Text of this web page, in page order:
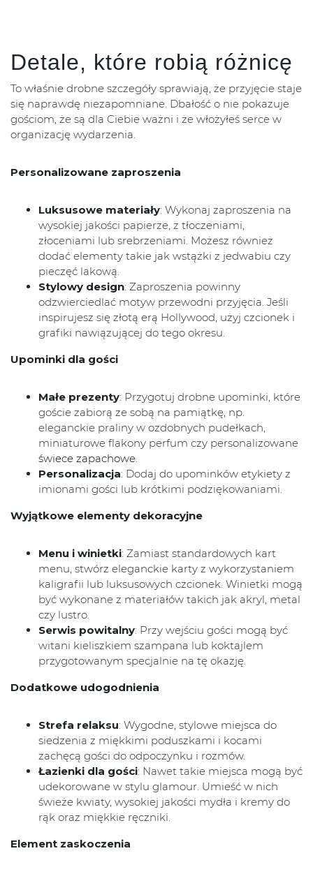
Detale, które robią różnicę
To właśnie drobne szczegóły sprawiają, że przyjęcie staje
się naprawdę niezapomniane. Dbałość o nie pokazuje
gościom, że są dla Ciebie ważni i że włożyłeś serce w
organizację wydarzenia.
Personalizowane zaproszenia
Luksusowe materiały: Wykonaj zaproszenia na
wysokiej jakości papierze, z tłoczeniami,
złoceniami lub srebrzeniami. Możesz również
dodać elementy takie jak wstążki z jedwabiu czy
pieczęć lakową.
Stylowy design: Zaproszenia powinny
odzwierciedlać motyw przewodni przyjęcia. Jeśli
inspirujesz się złotą erą Hollywood, użyj czcionek i
grafiki nawiązującej do tego okresu.
Upominki dla gości
Małe prezenty: Przygotuj drobne upominki, które
goście zabiorą ze sobą na pamiątkę, np.
eleganckie praliny w ozdobnych pudełkach,
miniaturowe flakony perfum czy personalizowane
świece zapachowe.
Personalizacja: Dodaj do upominków etykiety z
imionami gości lub krótkimi podziękowaniami.
Wyjątkowe elementy dekoracyjne
Menu i winietki: Zamiast standardowych kart
menu, stwórz eleganckie karty z wykorzystaniem
kaligrafii lub luksusowych czcionek. Winietki mogą
być wykonane z materiałów takich jak akryl, metal
czy lustro.
Serwis powitalny: Przy wejściu gości mogą być
witani kieliszkiem szampana lub koktajlem
przygotowanym specjalnie na tę okazję.
Dodatkowe udogodnienia
Strefa relaksu: Wygodne, stylowe miejsca do
siedzenia z miękkimi poduszkami i kocami
zachęcą gości do odpoczynku i rozmów.
Łazienki dla gości: Nawet takie miejsca mogą być
udekorowane w stylu glamour. Umieść w nich
świeże kwiaty, wysokiej jakości mydła i kremy do
rąk oraz miękkie ręczniki.
Element zaskoczenia